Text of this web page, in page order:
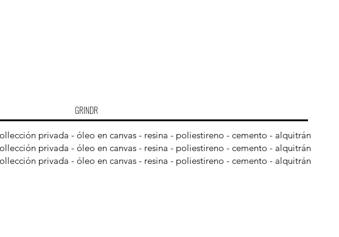
GRINDR
privada - óleo en canvas - resina - poliestireno - cemento - alquitrán
privada - óleo en canvas - resina - poliestireno - cemento - alquitrán
privada - óleo en canvas - resina - poliestireno - cemento - alquitrán